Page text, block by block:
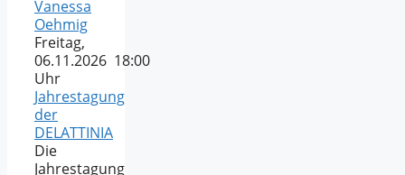
Vanessa
Oehmig
Freitag,
06.11.2026 18:00
Uhr
Jahrestagung
der
DELATTINIA
Die
Jahrestagung